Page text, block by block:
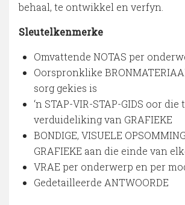
behaal, te ontwikkel en verfyn.
Sleutelkenmerke
Omvattende NOTAS per
Oorspronklike
sorg gekies is
‘n STAP-VIR-STAP-GIDS oor
verduideliking van GRAFIEKE
BONDIGE, VISUELE
GRAFIEKE aan die einde van
VRAE per onderwerp en per
Gedetailleerde ANTWOORDE